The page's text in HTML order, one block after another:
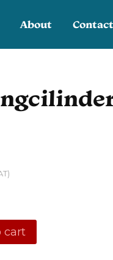
About Contact
cart